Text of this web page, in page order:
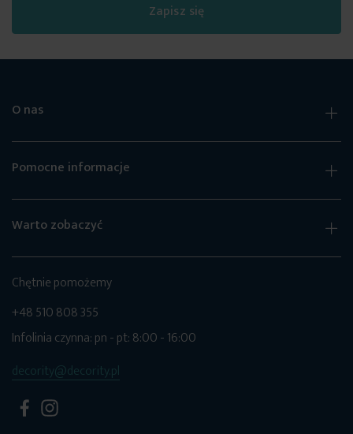
Zapisz się
O nas
Pomocne informacje
Warto zobaczyć
Chętnie pomożemy
+48 510 808 355
Infolinia czynna: pn - pt: 8:00 - 16:00
decority@decority.pl